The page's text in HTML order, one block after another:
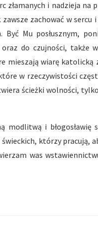
złamanych i nadzieja
zawsze zachować w
Być Mu posłusznym,
do czujności, także
mieszają wiarę
w rzeczywistości
ścieżki wolności,
modlitwą i błogosławię
którzy pracują,
was